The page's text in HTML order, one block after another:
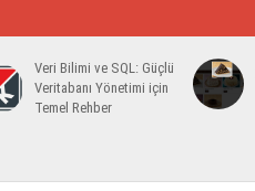
Veri Bilimi ve SQL: Güçlü
Veritabanı Yönetimi için
Temel Rehber